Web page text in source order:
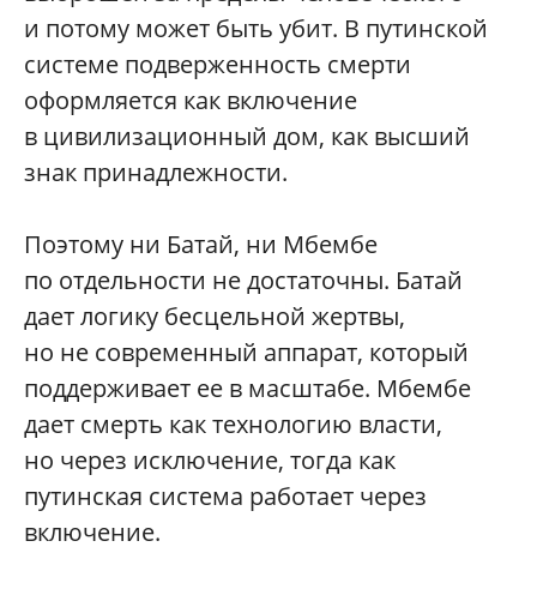
и потому может быть убит. В путинской
системе подверженность смерти
оформляется как включение
в цивилизационный дом, как высший
знак принадлежности.
Поэтому ни Батай, ни Мбембе
по отдельности не достаточны. Батай
дает логику бесцельной жертвы,
но не современный аппарат, который
поддерживает ее в масштабе. Мбембе
дает смерть как технологию власти,
но через исключение, тогда как
путинская система работает через
включение.